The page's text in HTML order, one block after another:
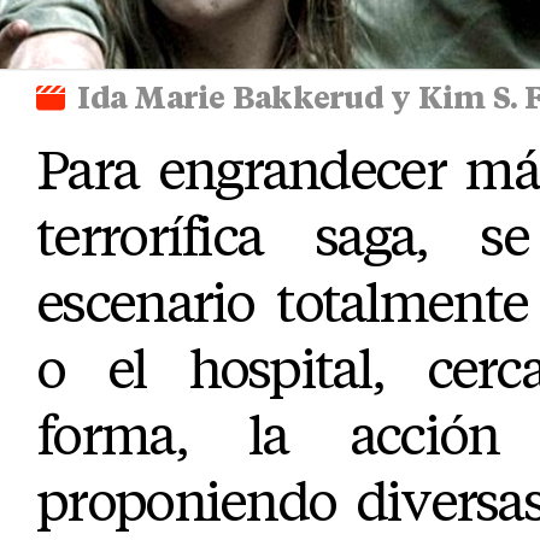
Ida Marie Bakkerud y Kim S.
Para engrandecer
terrorífica saga,
escenario
o el hospital,
forma, la
proponiendo